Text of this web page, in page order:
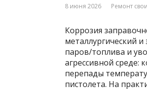
8 июня 2026 Ремонт
Коррозия
металлургический
паров/топлива и
агрессивной среде:
перепады
пистолета. На